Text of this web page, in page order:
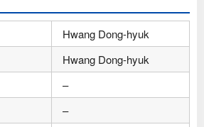
Hwang Dong-hyuk
Hwang Dong-hyuk
–
–